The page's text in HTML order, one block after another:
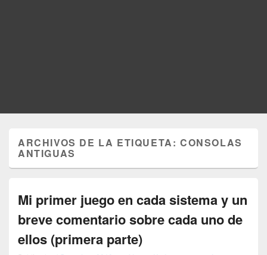
ARCHIVOS DE LA ETIQUETA:CONSOLAS
ANTIGUAS
Mi primer juego en cada sistema y un
breve comentario sobre cada uno de
ellos (primera parte)